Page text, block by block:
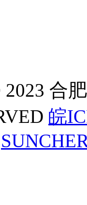
合
皖